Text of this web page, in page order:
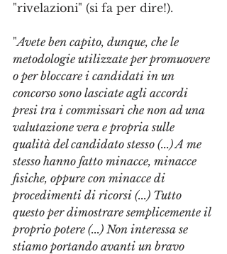
"rivelazioni" (si fa per dire!).
"Avete ben capito, dunque, che le
metodologie utilizzate per promuovere
o per bloccare i candidati in un
concorso sono lasciate agli accordi
presi tra i commissari che non ad una
valutazione vera e propria sulle
qualità del candidato stesso (...) A me
stesso hanno fatto minacce, minacce
fisiche, oppure con minacce di
procedimenti di ricorsi (...) Tutto
questo per dimostrare semplicemente il
proprio potere (...) Non interessa se
stiamo portando avanti un bravo